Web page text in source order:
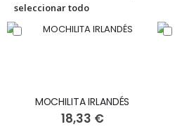
seleccionar todo
MOCHILITA IRLANDÉS
18,33 €